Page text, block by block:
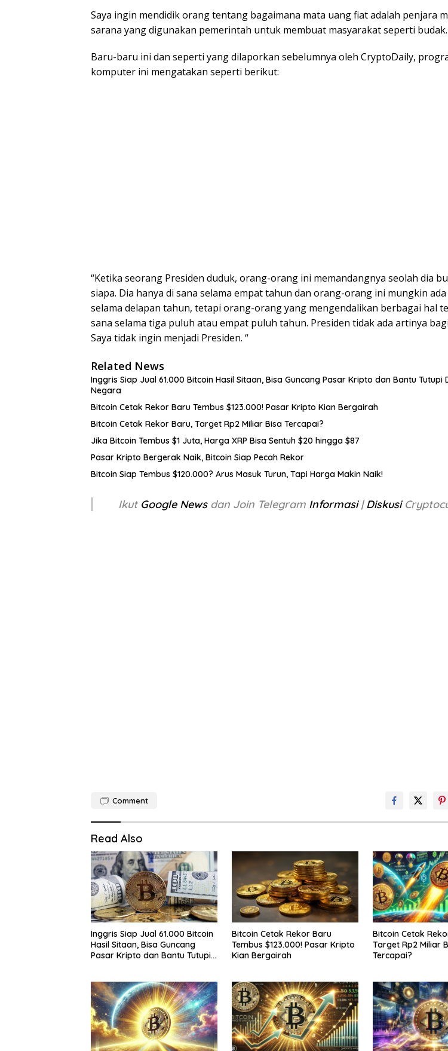
Saya ingin mendidik orang tentang bagaimana mata uang fiat adalah penjara
sarana yang digunakan pemerintah untuk membuat masyarakat seperti budak.
Baru-baru ini dan seperti yang dilaporkan sebelumnya oleh CryptoDaily,
komputer ini mengatakan seperti berikut:
“Ketika seorang Presiden duduk, orang-orang ini memandangnya seolah dia
siapa. Dia hanya di sana selama empat tahun dan orang-orang ini mungkin ada
selama delapan tahun, tetapi orang-orang yang mengendalikan berbagai hal
sana selama tiga puluh atau empat puluh tahun. Presiden tidak ada artinya
Saya tidak ingin menjadi Presiden. “
Related News
Inggris Siap Jual 61.000 Bitcoin Hasil Sitaan, Bisa Guncang Pasar Kripto dan Bantu Tutupi
Negara
Bitcoin Cetak Rekor Baru Tembus $123.000! Pasar Kripto Kian Bergairah
Bitcoin Cetak Rekor Baru, Target Rp2 Miliar Bisa Tercapai?
Jika Bitcoin Tembus $1 Juta, Harga XRP Bisa Sentuh $20 hingga $87
Pasar Kripto Bergerak Naik, Bitcoin Siap Pecah Rekor
Bitcoin Siap Tembus $120.000? Arus Masuk Turun, Tapi Harga Makin Naik!
Ikut Google News dan Join Telegram Informasi|Diskusi
Comment
Read Also
Inggris Siap Jual 61.000 Bitcoin
Hasil Sitaan, Bisa Guncang
Pasar Kripto dan Bantu Tutupi
Bitcoin Cetak Rekor Baru
Tembus $123.000! Pasar Kripto
Kian Bergairah
Bitcoin Cetak
Target Rp2 Miliar
Tercapai?